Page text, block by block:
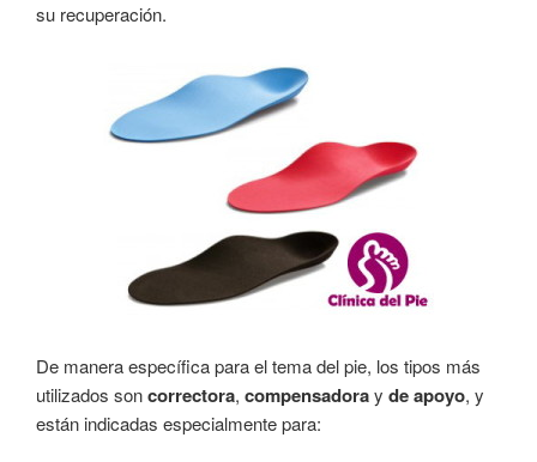
su recuperación.
De manera específica para el tema del pie, los tipos más
utilizados soncorrectora, compensadoray de apoyo, y
están indicadas especialmente para: